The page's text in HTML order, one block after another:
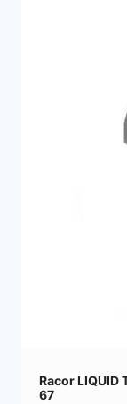
Racor LIQUID
67